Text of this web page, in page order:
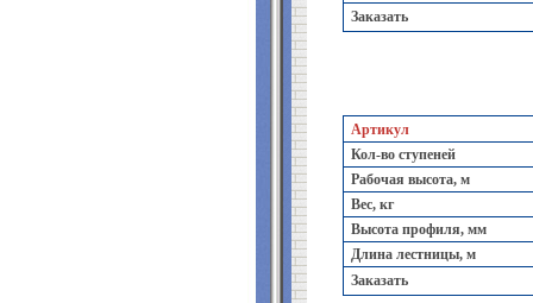
Заказать
Артикул
Кол-во ступеней
Рабочая высота, м
Вес, кг
Высота профиля, мм
Длина лестницы, м
Заказать